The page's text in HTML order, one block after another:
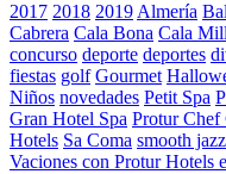
2017 2018 2019 Almería
Cabrera Cala Bona Cala
concurso deporte deportes
fiestas golf Gourmet
Niños novedades Petit Spa
Gran Hotel Spa Protur Chef
Hotels Sa Coma smooth jazz
Vaciones con Protur Hotels